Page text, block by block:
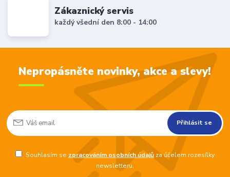
Zákaznický servis
každý všední den 8:00 - 14:00
Nepropásněte novinky, akce a slevy!
Přihlásit se
Souhlasím se zpracováním osobních údajůza účelem rozesílky
newsletteru.